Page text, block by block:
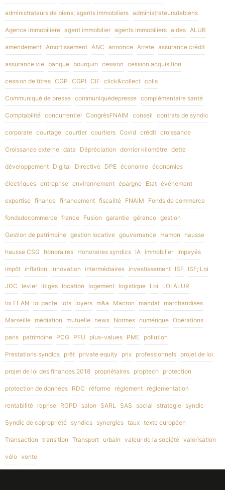
administrateurs de biens; agents immobiliers administrateursdebiens
Agence immobiliere agent immobilier agents immobiliers aides ALUR
amendement Amortissement ANC annonce Arrete assurance crédit
assurance vie banque bourquin cession cession acquisition
cession de titres CGP CGPI CIF click&collect colis
Communiqué de presse communiquédepresse complémentaire santé
Comptabilité concurrentiel CongrèsFNAIM conseil contrats de syndic
corporate courtage courtier courtiers Covid crédit croissance
Croissance externe data Dépréciation dernier kilomètre dette
développement Digital Directive DPE économie économies
électriques entreprise environnement épargne Etat événement
expertise finance financement fiscalité FNAIM Fonds de commerce
fondsdecommerce france Fusion garantie gérance gestion
Gestion de patrimoine gestion locative gouvernance Hamon hausse
hausse CSG honoraires Honoraires syndics IA immobilier Impayés
impôt inflation innovation intermédiaires investissement ISF ISF; Loi
JDC levier litiges location logement logistique Loi LOI ALUR
loi ELAN loi pacte lots loyers m&a Macron mandat marchandises
Marseille médiation mutuelle news Normes numérique Opérations
paris patrimoine PCG PFU plus-values PME pollution
Prestations syndics prêt private equity prix professionnels projet de loi
projet de loi des finances 2018 propriétaires proptech protection
protection de données RDC réforme réglement réglementation
rentabilité reprise RGPD salon SARL SAS social strategie syndic
Syndic de copropriété syndics synergies taux texte européen
Transaction transition Transport urbain valeur de la société valorisation
vélo vente